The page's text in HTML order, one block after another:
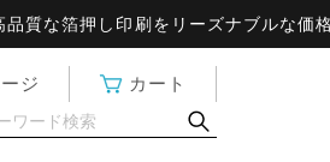
な箔押し印刷をリーズナブルな価格
ジ カート